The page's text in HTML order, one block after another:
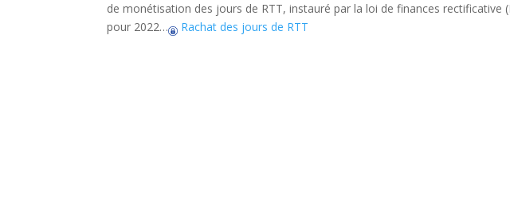
de monétisation des jours de RTT, instauré par la loi de finances rectificative
pour 2022…
Rachat des jours de RTT